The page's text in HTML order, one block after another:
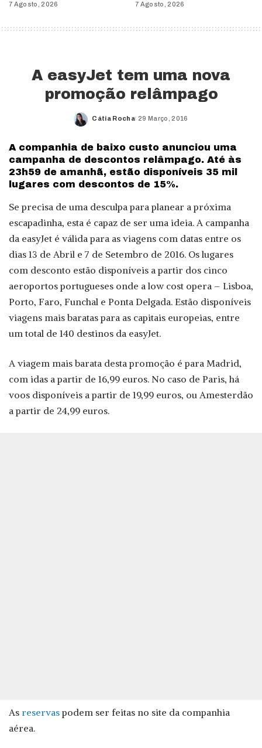
7 Agosto, 2026 7 Agosto, 2026
A easyJet tem uma nova
promoção relâmpago
Posted
Cátia Rocha 29 Março, 2016
A companhia de baixo custo anunciou uma
campanha de descontos relâmpago. Até às
23h59 de amanhã, estão disponíveis 35 mil
lugares com descontos de 15%.
Se precisa de uma desculpa para planear a próxima
escapadinha, esta é capaz de ser uma ideia. A campanha
da easyJet é válida para as viagens com datas entre os
dias 13 de Abril e 7 de Setembro de 2016. Os lugares
com desconto estão disponíveis a partir dos cinco
aeroportos portugueses onde a low cost opera – Lisboa,
Porto, Faro, Funchal e Ponta Delgada. Estão disponíveis
viagens mais baratas para as capitais europeias, entre
um total de 140 destinos da easyJet.
A viagem mais barata desta promoção é para Madrid,
com idas a partir de 16,99 euros. No caso de Paris, há
voos disponíveis a partir de 19,99 euros, ou Amesterdão
a partir de 24,99 euros.
As reservaspodem ser feitas no site da companhia
aérea.